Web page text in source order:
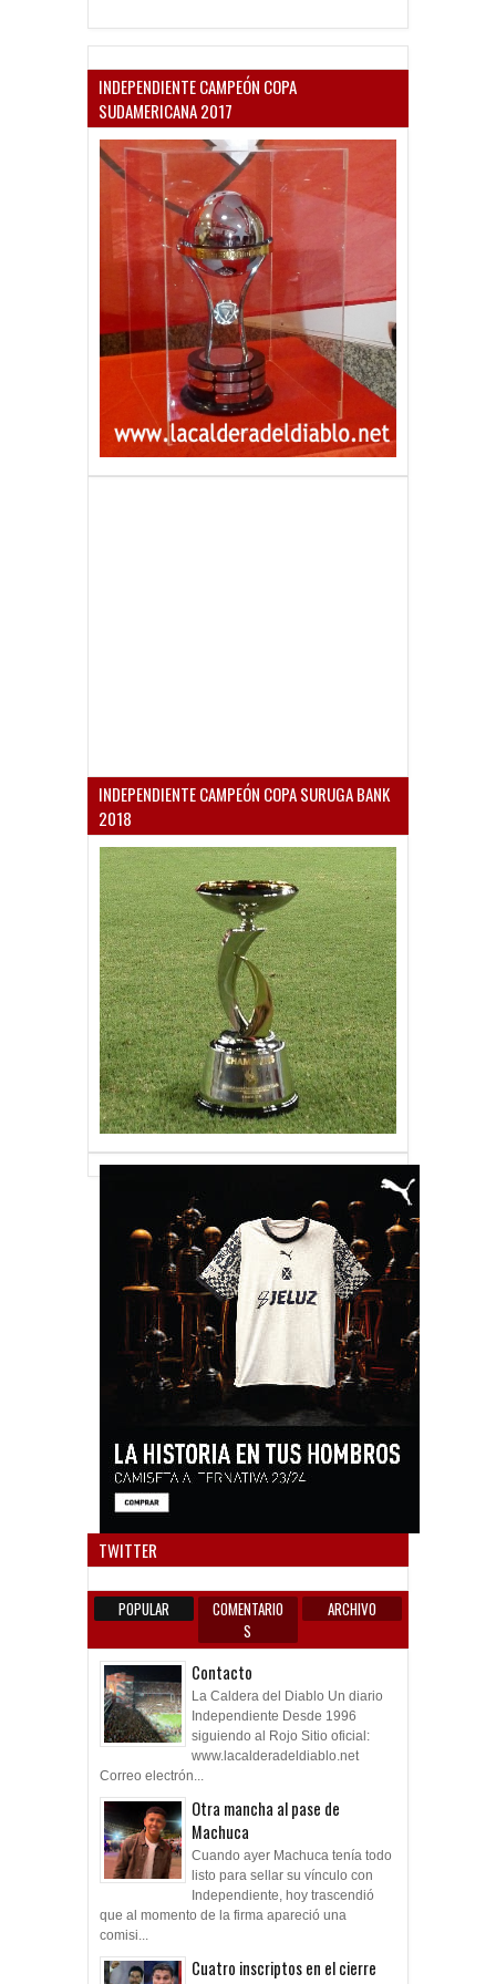
INDEPENDIENTE CAMPEÓN COPA
SUDAMERICANA 2017
INDEPENDIENTE CAMPEÓN COPA SURUGA BANK
2018
TWITTER
POPULAR
COMENTARIO
S
ARCHIVO
Contacto
La Caldera del Diablo Un diario
Independiente Desde 1996
siguiendo al Rojo Sitio oficial:
www.lacalderadeldiablo.net
Correo electrón...
Otra mancha al pase de
Machuca
Cuando ayer Machuca tenía todo
listo para sellar su vínculo con
Independiente, hoy trascendió
que al momento de la firma apareció una
comisi...
Cuatro inscriptos en el cierre